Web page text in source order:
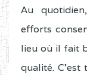
Au
efforts
lieu où il fait
qualité. C'est